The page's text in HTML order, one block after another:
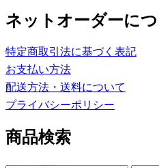
ネットオーダーに
特定商取引法に基づく表記
お支払い方法
配送方法・送料について
プライバシーポリシー
商品検索